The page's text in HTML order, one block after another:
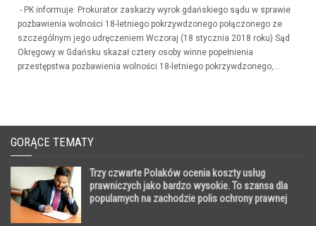
- PK informuje: Prokurator zaskarży wyrok gdańskiego sądu w sprawie
pozbawienia wolności 18-letniego pokrzywdzonego połączonego ze
szczególnym jego udręczeniem Wczoraj (18 stycznia 2018 roku) Sąd
Okręgowy w Gdańsku skazał cztery osoby winne popełnienia
przestępstwa pozbawienia wolności 18-letniego pokrzywdzonego,...
GORĄCE TEMATY
Trzy czwarte Polaków ocenia koszty usług
prawniczych jako bardzo wysokie. To szansa dla
popularnych na zachodzie polis ochrony prawnej